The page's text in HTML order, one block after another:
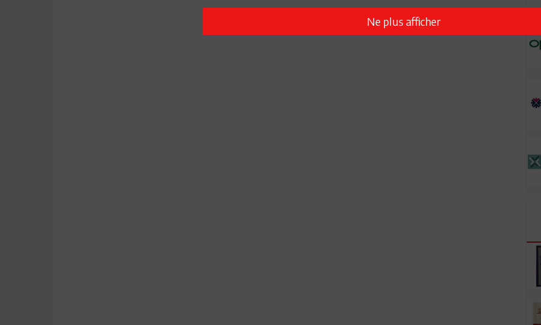
Ne plus afficher